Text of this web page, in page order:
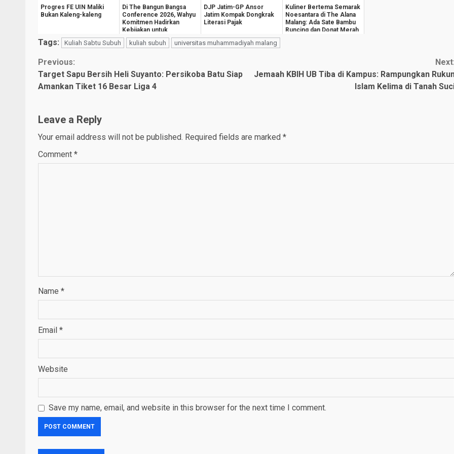
Progres FE UIN Maliki
Bukan Kaleng-kaleng
Di The Bangun Bangsa
Conference 2026, Wahyu
Komitmen Hadirkan
Kebijakan untuk
Kesejahteraan
Masyarak...
DJP Jatim-GP Ansor
Jatim Kompak Dongkrak
Literasi Pajak
Kuliner Bertema Semarak
Noesantara di The Alana
Malang: Ada Sate Bambu
Runcing dan Donat Merah
Tags: Kuliah Sabtu Subuh kuliah subuh universitas muhammadiyah malang
Continue
Reading
Previous:
Target Sapu Bersih Heli Suyanto: Persikoba Batu Siap
Amankan Tiket 16 Besar Liga 4
Next:
Jemaah KBIH UB Tiba di Kampus: Rampungkan
Islam Kelima di Tanah
Leave a Reply
Your email address will not be published. Required fields are marked *
Comment *
Name *
Email *
Website
Save my name, email, and website in this browser for the next time I comment.